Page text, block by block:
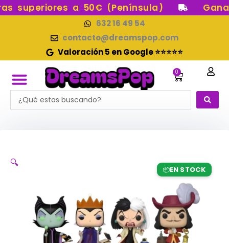
Irsuperiores a 50€ (Península) Gana
632 16 49 54
contacto@dreamspop.com
Valoración 5 en Google ⭐⭐⭐⭐⭐
0
Carrito
Search
...
📦EN STOCK
🔍